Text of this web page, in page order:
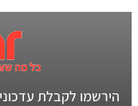
הירשמו לקבלת עדכונים